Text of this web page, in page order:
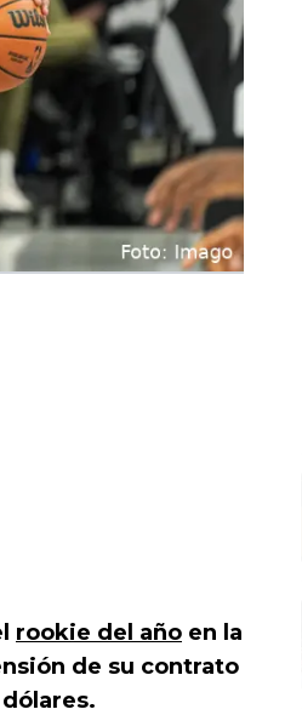
rookie del año en la
de su contrato